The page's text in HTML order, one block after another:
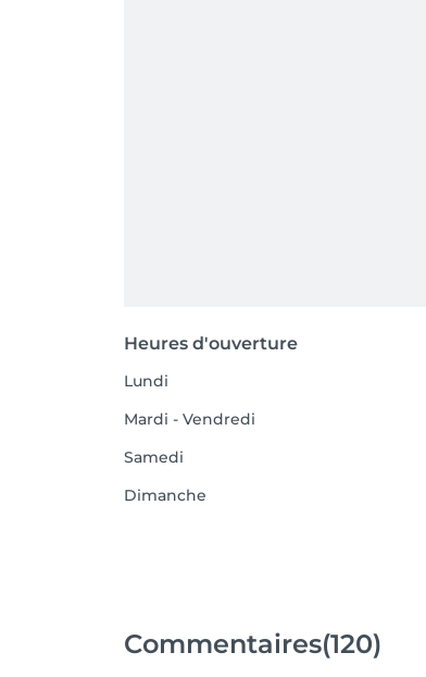
Heures d'ouverture
Lundi
Mardi - Vendredi
Samedi
Dimanche
Commentaires(120)